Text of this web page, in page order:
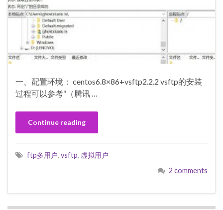
一、配置环境： centos6.8×86+vsftp2.2.2 vsftp的安装
过程可以参考“（腾讯 …
Continue reading
ftp多用户, vsftp, 虚拟用户
2 comments